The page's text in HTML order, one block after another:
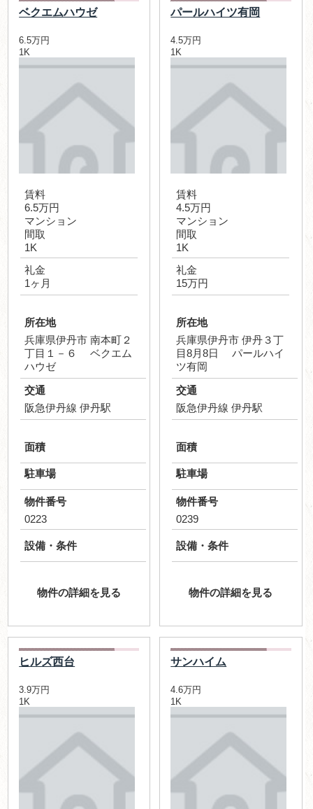
ベクエムハウゼ
6.5万円
1K
賃料
6.5万円
マンション
間取
1K
礼金
1ヶ月
所在地
兵庫県伊丹市 南本町２
丁目１－６ ベクエム
ハウゼ
交通
阪急伊丹線 伊丹駅
面積
駐車場
物件番号
0223
設備・条件
物件の詳細を見る
パールハイツ有岡
4.5万円
1K
賃料
4.5万円
マンション
間取
1K
礼金
15万円
所在地
兵庫県伊丹市 伊丹３丁
目8月8日 パールハイ
ツ有岡
交通
阪急伊丹線 伊丹駅
面積
駐車場
物件番号
0239
設備・条件
物件の詳細を見る
ヒルズ西台
3.9万円
1K
サンハイム
4.6万円
1K